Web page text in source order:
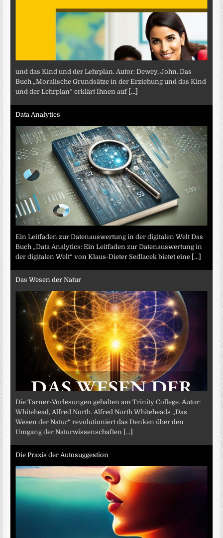
und das Kind und der Lehrplan. Autor: Dewey, John. Das
Buch „Moralische Grundsätze in der Erziehung und das Kind
und der Lehrplan“ erklärt Ihnen auf [...]
Data Analytics
Ein Leitfaden zur Datenauswertung in der digitalen Welt Das
Buch „Data Analytics: Ein Leitfaden zur Datenauswertung in
der digitalen Welt“ von Klaus-Dieter Sedlacek bietet eine [...]
Das Wesen der Natur
Die Tarner-Vorlesungen gehalten am Trinity College. Autor:
Whitehead, Alfred North. Alfred North Whiteheads „Das
Wesen der Natur“ revolutioniert das Denken über den
Umgang der Naturwissenschaften
[...]
Die Praxis der Autosuggestion